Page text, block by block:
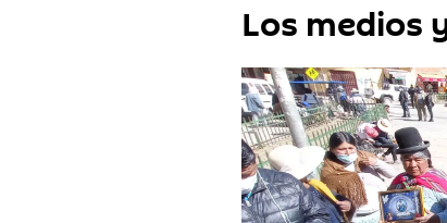
Los medios